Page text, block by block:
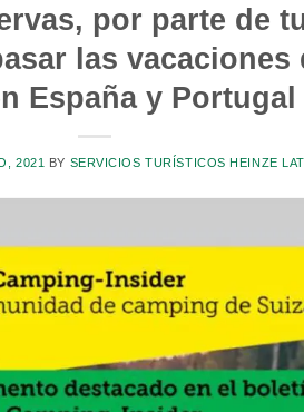
por parte de
las vacaciones
España y Portugal
2021 BY SERVICIOS TURÍSTICOS HEINZE